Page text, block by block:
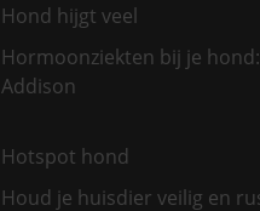
Hond hijgt veel
Hormoonziekten bij je
Addison
Hotspot hond
Houd je huisdier veilig en